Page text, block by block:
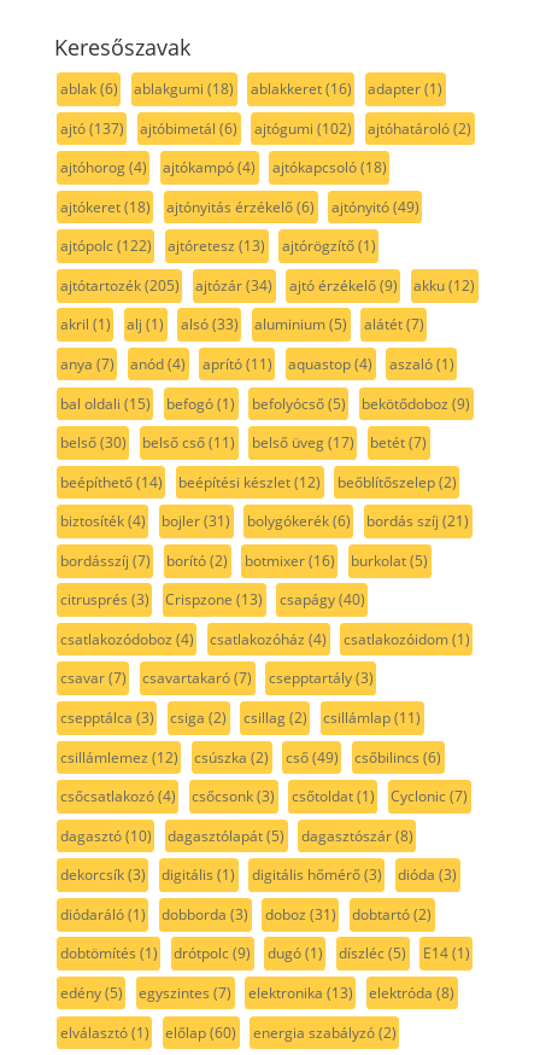
Keresőszavak
ablak(6) ablakgumi (18) ablakkeret(16) adapter(1)
ajtó(137) ajtóbimetál (6) ajtógumi (102) ajtóhatároló(2)
ajtóhorog(4) ajtókampó(4) ajtókapcsoló(18)
ajtókeret(18) ajtónyitás érzékelő(6) ajtónyitó(49)
ajtópolc(122) ajtóretesz (13) ajtórögzítő(1)
ajtótartozék(205) ajtózár(34) ajtó érzékelő(9) akku(12)
akril (1) alj (1) alsó(33) aluminium(5) alátét(7)
anya (7) anód(4) aprító(11) aquastop(4) aszaló(1)
bal oldali (15) befogó(1) befolyócső(5) bekötődoboz (9)
belső(30) belső cső(11) belső üveg(17) betét(7)
beépíthető(14) beépítési készlet(12) beőblítőszelep(2)
biztosíték(4) bojler(31) bolygókerék(6) bordás szíj (21)
bordásszíj (7) borító(2) botmixer(16) burkolat(5)
citrusprés (3) Crispzone (13) csapágy(40)
csatlakozódoboz (4) csatlakozóház (4) csatlakozóidom(1)
csavar(7) csavartakaró(7) csepptartály(3)
csepptálca (3) csiga (2) csillag(2) csillámlap(11)
csillámlemez (12) csúszka (2) cső(49) csőbilincs (6)
csőcsatlakozó(4) csőcsonk(3) csőtoldat(1) Cyclonic(7)
dagasztó(10) dagasztólapát(5) dagasztószár(8)
dekorcsík(3) digitális (1) digitális hőmérő(3) dióda (3)
diódaráló(1) dobborda (3) doboz (31) dobtartó(2)
dobtömítés (1) drótpolc(9) dugó(1) díszléc(5) E14(1)
edény(5) egyszintes (7) elektronika (13) elektróda (8)
elválasztó(1) előlap(60) energia szabályzó(2)